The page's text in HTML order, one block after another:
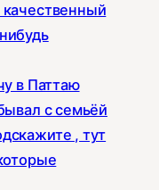
в Паттаю
с семьёй
, тут